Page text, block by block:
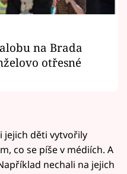
na Brada
otřesné
jejich děti vytvořily
co se píše v médiích. A
nechali na jejich